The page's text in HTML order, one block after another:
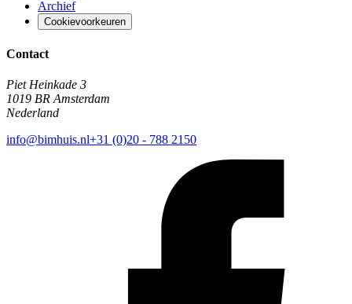
Archief
Cookievoorkeuren
Contact
Piet Heinkade 3
1019 BR Amsterdam
Nederland
info@bimhuis.nl+31 (0)20 - 788 2150